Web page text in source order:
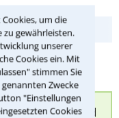
um die
gewährleisten.
unserer
Cookies ein. Mit
stimmen Sie
Zwecke
"Einstellungen
Cookies
Anschließend